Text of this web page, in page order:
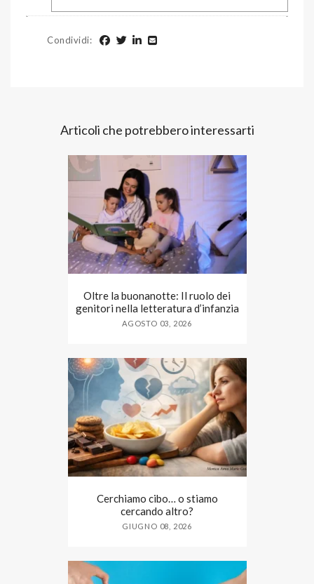
Condividi:
Articoli che potrebbero interessarti
Oltre la buonanotte: Il ruolo dei
genitori nella letteratura d’infanzia
AGOSTO 03, 2026
Cerchiamo cibo… o stiamo
cercando altro?
GIUGNO 08, 2026